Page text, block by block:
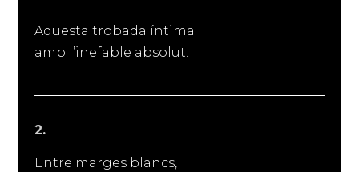
Aquesta trobada íntima
amb l’inefable absolut.
2.
Entre marges blancs,